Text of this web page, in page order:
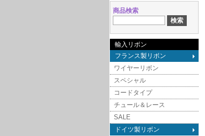
商品検索
輸入リボン
フランス製リボン
ワイヤーリボン
スペシャル
コードタイプ
チュール＆レース
SALE
ドイツ製リボン